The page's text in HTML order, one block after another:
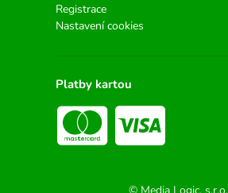
Registrace
Nastavení cookies
Platby kartou
© Media Logic, s.r.o.